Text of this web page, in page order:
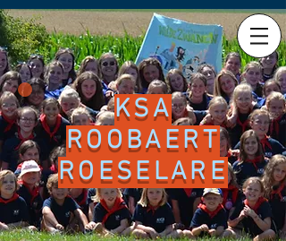
KSA
ROOBAERT
ROESELARE